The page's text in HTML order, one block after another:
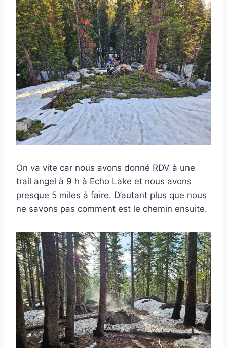
On va vite car nous avons donné RDV à une
trail angel à 9 h à Echo Lake et nous avons
presque 5 miles à faire. D’autant plus que nous
ne savons pas comment est le chemin ensuite.